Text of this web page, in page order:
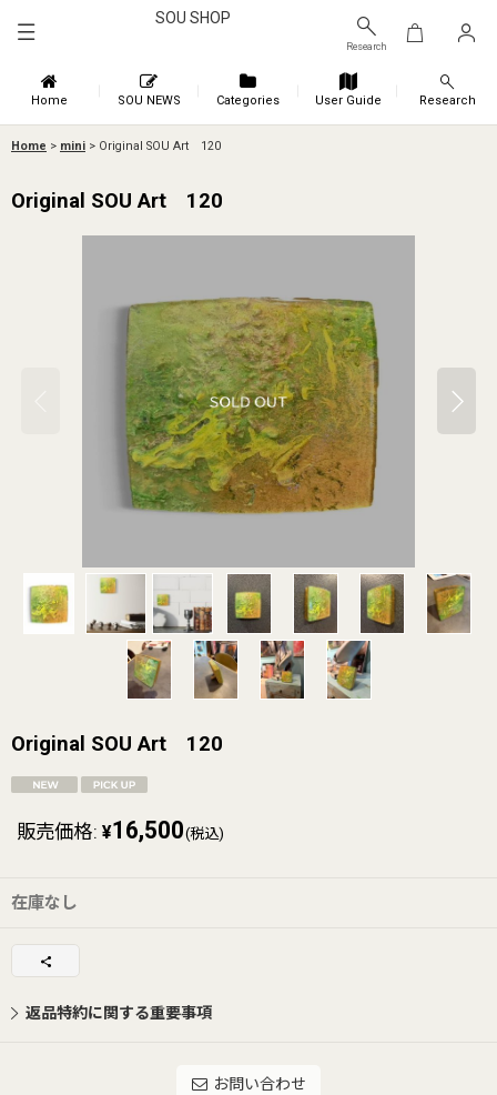
SOU SHOP
Research
Home SOU NEWS Categories User Guide Research
Home > mini > Original SOU Art 120
Original SOU Art 120
Original SOU Art 120
販売価格: ¥16,500(税込)
在庫なし
返品特約に関する重要事項
お問い合わせ